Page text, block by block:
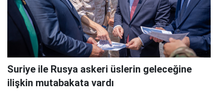
Suriye ile Rusya askeri üslerin geleceğine
ilişkin mutabakata vardı